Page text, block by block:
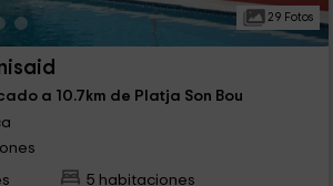
29 Fotos
a 10.7km de Platja Son Bou
5 habitaciones